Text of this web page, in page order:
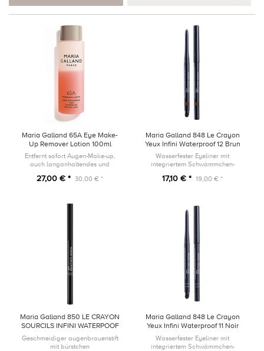
Maria Galland 65A Eye Make-
Up Remover Lotion 100ml
Entfernt sofort Augen-Make-up,
auch langanhaltendes und
27,00 € * 30,00 € *
Maria Galland 848 Le Crayon
Yeux Infini Waterproof 12 Brun
Ambré
Wasserfester Eyeliner mit
integriertem Schwämmchen-
17,10 € * 19,00 € *
Maria Galland 850 LE CRAYON
SOURCILS INFINI WATERPOOF
12 Chatain
Geschmeidiger augenbrauenstift
mit bürstchen
Maria Galland 848 Le Crayon
Yeux Infini Waterproof 11 Noir
Wasserfester Eyeliner mit
integriertem Schwämmchen-